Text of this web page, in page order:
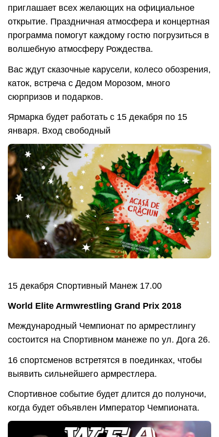
приглашает всех желающих на официальное
открытие. Праздничная атмосфера и концертная
программа помогут каждому гостю погрузиться в
волшебную атмосферу Рождества.
Вас ждут сказочные карусели, колесо обозрения,
каток, встреча с Дедом Морозом, много
сюрпризов и подарков.
Ярмарка будет работать с 15 декабря по 15
января. Вход свободный
15 декабря Спортивный Манеж 17.00
World Elite Armwrestling Grand Prix 2018
Международный Чемпионат по армрестлингу
состоится на Спортивном манеже по ул. Дога 26.
16 спортсменов встретятся в поединках, чтобы
выявить сильнейшего армрестлера.
Спортивное событие будет длится до полуночи,
когда будет объявлен Император Чемпионата.